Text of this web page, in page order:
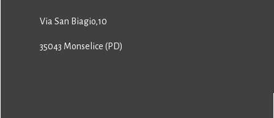
Via San Biagio,10
35043 Monselice (PD)